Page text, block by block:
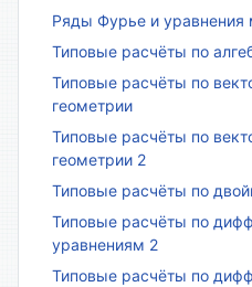
Ряды Фурье и уравнения
Типовые расчёты по
Типовые расчёты по
геометрии
Типовые расчёты по
геометрии 2
Типовые расчёты по
Типовые расчёты по
уравнениям 2
Типовые расчёты по